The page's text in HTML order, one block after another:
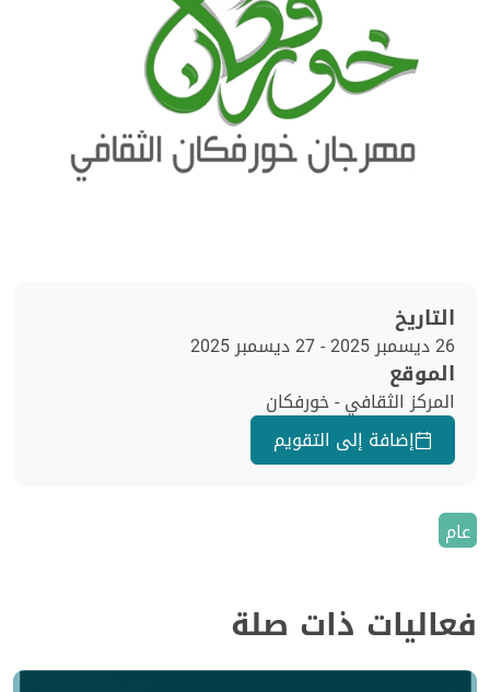
التاريخ
26 ديسمبر 2025 - 27 ديسمبر 2025
الموقع
المركز الثقافي - خورفكان
إضافة إلى التقويم
عام
فعاليات ذات صلة